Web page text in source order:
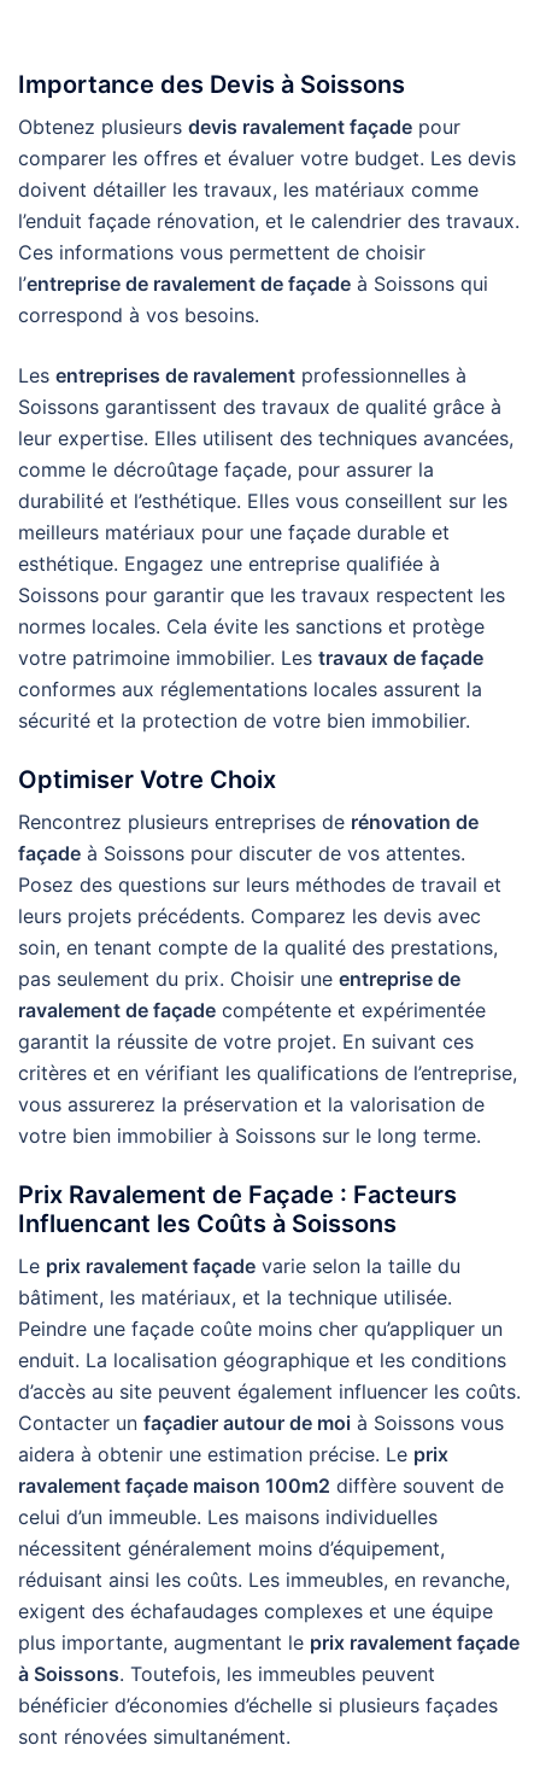
Importance des Devis à Soissons
Obtenez plusieurs devis ravalement façade pour
comparer les offres et évaluer votre budget. Les devis
doivent détailler les travaux, les matériaux comme
l’enduit façade rénovation, et le calendrier des travaux.
Ces informations vous permettent de choisir
l’entreprise de ravalement de façade à Soissons qui
correspond à vos besoins.
Les entreprises de ravalement professionnelles à
Soissons garantissent des travaux de qualité grâce à
leur expertise. Elles utilisent des techniques avancées,
comme le décroûtage façade, pour assurer la
durabilité et l’esthétique. Elles vous conseillent sur les
meilleurs matériaux pour une façade durable et
esthétique. Engagez une entreprise qualifiée à
Soissons pour garantir que les travaux respectent les
normes locales. Cela évite les sanctions et protège
votre patrimoine immobilier. Les travaux de façade
conformes aux réglementations locales assurent la
sécurité et la protection de votre bien immobilier.
Optimiser Votre Choix
Rencontrez plusieurs entreprises de rénovation de
façade à Soissons pour discuter de vos attentes.
Posez des questions sur leurs méthodes de travail et
leurs projets précédents. Comparez les devis avec
soin, en tenant compte de la qualité des prestations,
pas seulement du prix. Choisir une entreprise de
ravalement de façade compétente et expérimentée
garantit la réussite de votre projet. En suivant ces
critères et en vérifiant les qualifications de l’entreprise,
vous assurerez la préservation et la valorisation de
votre bien immobilier à Soissons sur le long terme.
Prix Ravalement de Façade : Facteurs
Influencant les Coûts à Soissons
Le prix ravalement façade varie selon la taille du
bâtiment, les matériaux, et la technique utilisée.
Peindre une façade coûte moins cher qu’appliquer un
enduit. La localisation géographique et les conditions
d’accès au site peuvent également influencer les coûts.
Contacter un façadier autour de moi à Soissons vous
aidera à obtenir une estimation précise. Le prix
ravalement façade maison 100m2 diffère souvent de
celui d’un immeuble. Les maisons individuelles
nécessitent généralement moins d’équipement,
réduisant ainsi les coûts. Les immeubles, en revanche,
exigent des échafaudages complexes et une équipe
plus importante, augmentant le prix ravalement façade
à Soissons. Toutefois, les immeubles peuvent
bénéficier d’économies d’échelle si plusieurs façades
sont rénovées simultanément.